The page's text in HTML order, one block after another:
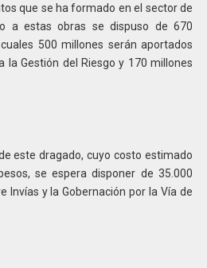
que se ha formado en el sector de
a estas obras se dispuso de 670
500 millones serán aportados
la Gestión del Riesgo y 170 millones
este dragado, cuyo costo estimado
se espera disponer de 35.000
lnvías y la Gobernación por la Vía de